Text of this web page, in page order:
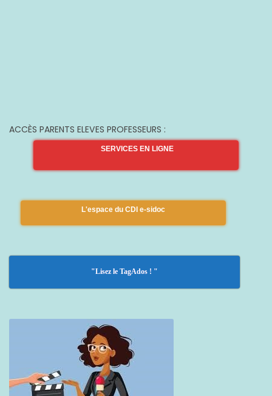
ACCÈS PARENTS ELEVES PROFESSEURS :
SERVICES EN LIGNE
L'espace du CDI e-sidoc
"Lisez le TagAdos ! "